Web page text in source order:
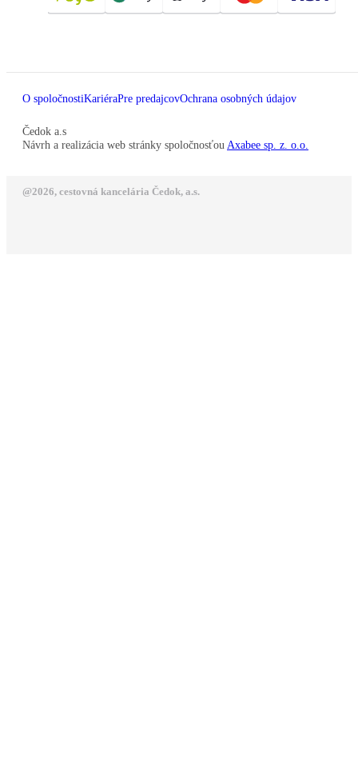
O spoločnostiKariéraPre predajcovOchrana osobných údajov
Čedok a.s
Návrh a realizácia web stránky spoločnosťou Axabee sp. z. o.o.
@2026, cestovná kancelária Čedok, a.s.